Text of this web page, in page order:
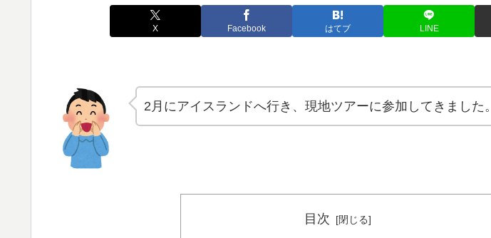
X Facebook はてブ LINE
2月にアイスランドへ行き、現地ツアーに参加してきました。
目次